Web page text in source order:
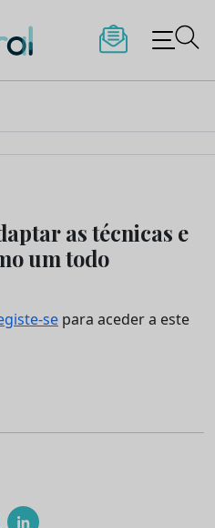
as técnicas e
um todo
se para aceder a este